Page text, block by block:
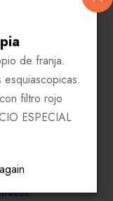
de franja.
filtro rojo
ESPECIAL
EN3858
disponible solo
usuarios